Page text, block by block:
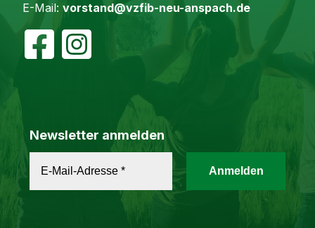
E-Mail: vorstand@vzfib-neu-anspach.de
Newsletter anmelden